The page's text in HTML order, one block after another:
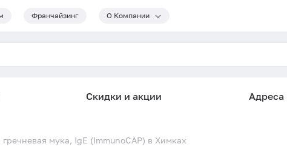
Франчайзинг О Компании
Скидки и акции Адреса
гречневая мука, IgE (ImmunoCAP) в Химках